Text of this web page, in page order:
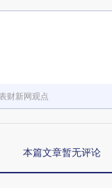
财新网观点
本篇文章暂无评论